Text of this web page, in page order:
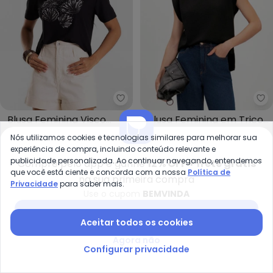
Rovitex - Blusa Feminina Visco
Blusa Feminina Visco
Creponada (Preto)
ROVITEX
R$ 89,99R$ 104,99
ou3xdeR$ 29,99semjuros
Blusa Feminina em Tricot
(Preto)
ESSENDI
R$ 103,95R$ 129,99
ou3xdeR$ 34,65
-12% -17%
Compre pelo app e ganhe12% OFF + frete grátis
na sua primeira compra
Nós utilizamos cookies e tecnologias similares para melhorar sua
experiência de compra, incluindo conteúdo relevante e
publicidade personalizada. Ao continuar navegando, entendemos
que você está ciente e concorda com a nossa Política de
Privacidadepara saber mais.
Aceitar todos os cookies
Configurar privacidade